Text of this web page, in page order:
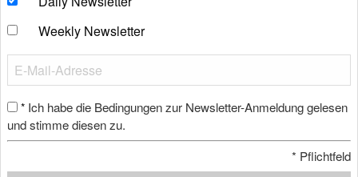
Weekly Newsletter
* Ich habe die Bedingungen zur Newsletter-Anmeldung gelesen
und stimme diesen zu.
* Pflichtfeld